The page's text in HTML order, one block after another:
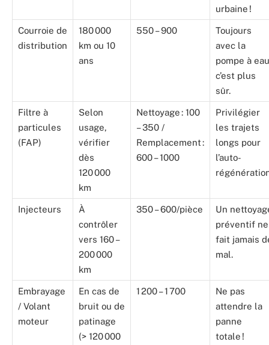
urbaine !
Courroie de
distribution
180 000
km ou 10
ans
550 – 900
Toujours
avec la
pompe à
c’est plus
sûr.
Filtre à
particules
(FAP)
Selon
usage,
vérifier
dès
120 000
km
Nettoyage : 100
– 350 /
Remplacement :
600 – 1000
Privilégier
les trajets
longs pour
l’auto-
Injecteurs
À
contrôler
vers 160 –
200 000
km
350 – 600/pièce
Un
préventif ne
fait jamais
mal.
Embrayage
/ Volant
moteur
En cas de
bruit ou de
patinage
(> 120 000
1 200 – 1 700
Ne pas
attendre la
panne
totale !